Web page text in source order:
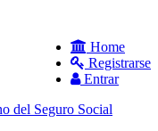
Home
Registrarse
Entrar